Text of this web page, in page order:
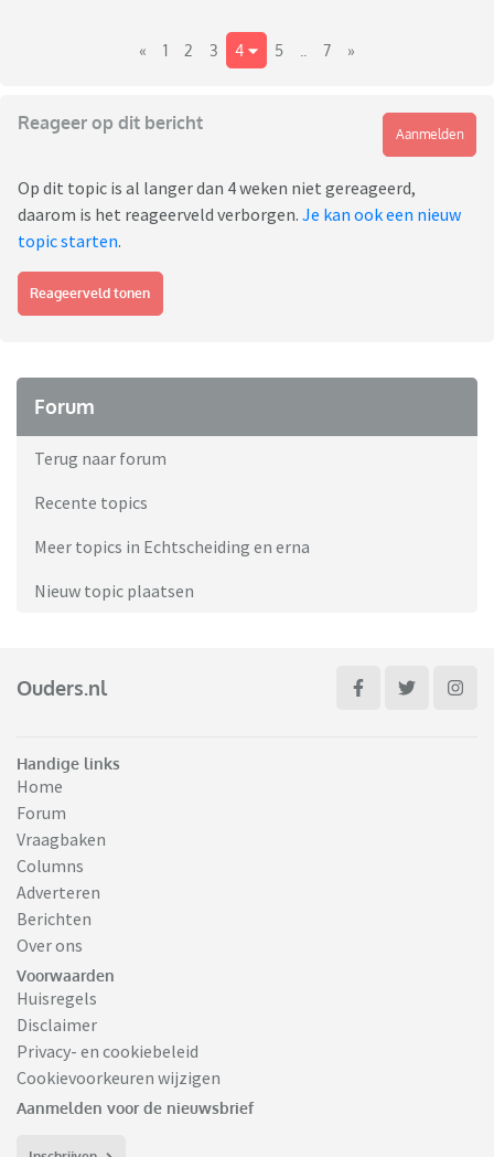
« 1 2 3 4 5 7 »
Reageer op dit bericht
Aanmelden
Op dit topic is al langer dan 4 weken niet gereageerd,
daarom is het reageerveld verborgen. Je kan ook een nieuw
topic starten.
Reageerveld tonen
Forum
Terug naar forum
Recente topics
Meer topics in Echtscheiding en erna
Nieuw topic plaatsen
Ouders.nl
Handige links
Home
Forum
Vraagbaken
Columns
Adverteren
Berichten
Over ons
Voorwaarden
Huisregels
Disclaimer
Privacy- en cookiebeleid
Cookievoorkeuren wijzigen
Aanmelden voor de nieuwsbrief